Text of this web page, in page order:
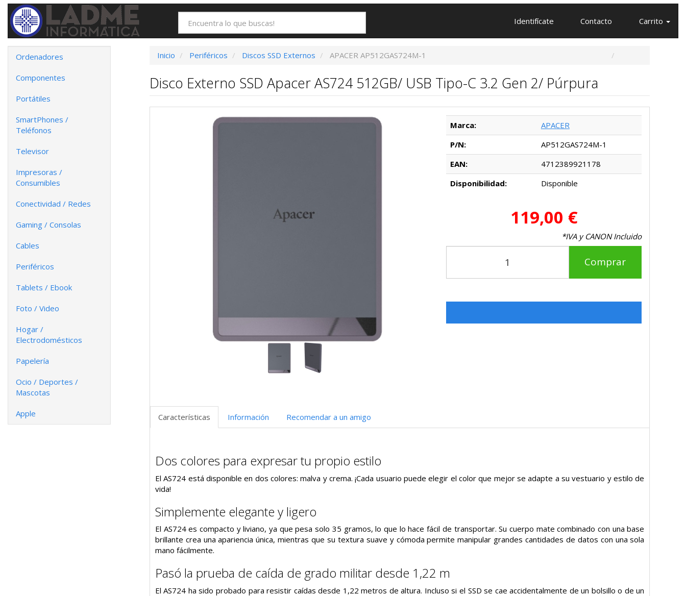
Identifícate Contacto Carrito
Ordenadores
Componentes
Portátiles
SmartPhones /
Teléfonos
Televisor
Impresoras /
Consumibles
Conectividad / Redes
Gaming / Consolas
Cables
Periféricos
Tablets / Ebook
Foto / Video
Hogar /
Electrodomésticos
Papelería
Ocio / Deportes /
Mascotas
Apple
Inicio Periféricos Discos SSD Externos APACER AP512GAS724M-1
Disco Externo SSD Apacer AS724 512GB/ USB Tipo-C 3.2 Gen 2/ Púrpura
Marca:
APACER
P/N:
AP512GAS724M-1
EAN:
4712389921178
Disponibilidad:
Disponible
119,00 €
*IVA y CANON Incluido
Comprar
Características Información Recomendar a un amigo
Dos colores para expresar tu propio estilo
El AS724 está disponible en dos colores: malva y crema. ¡Cada usuario puede elegir el color que mejor se adapte a su vestuario y estilo de
vida!
Simplemente elegante y ligero
El AS724 es compacto y liviano, ya que pesa solo 35 gramos, lo que lo hace fácil de transportar. Su cuerpo mate combinado con una base
brillante crea una apariencia única, mientras que su textura suave y cómoda permite manipular grandes cantidades de datos con una sola
mano fácilmente.
Pasó la prueba de caída de grado militar desde 1,22 m
El AS724 ha sido probado para resistir caídas desde 1,22 metros de altura. Incluso si el SSD se cae accidentalmente de un bolsillo o de un